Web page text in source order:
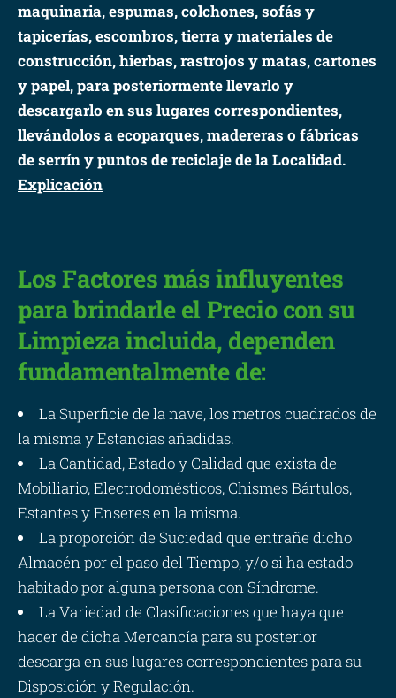
maquinaria, espumas, colchones, sofás y
tapicerías, escombros, tierra y materiales de
construcción, hierbas, rastrojos y matas, cartones
y papel, para posteriormente llevarlo y
descargarlo en sus lugares correspondientes,
llevándolos a ecoparques, madereras o fábricas
de serrín y puntos de reciclaje de la Localidad.
Explicación
Los Factores más influyentes
para brindarle el Precio con su
Limpieza incluida, dependen
fundamentalmente de:
La Superficie de la nave, los metros cuadrados de
la misma y Estancias añadidas.
La Cantidad, Estado y Calidad que exista de
Mobiliario, Electrodomésticos, Chismes Bártulos,
Estantes y Enseres en la misma.
La proporción de Suciedad que entrañe dicho
Almacén por el paso del Tiempo, y/o si ha estado
habitado por alguna persona con Síndrome.
La Variedad de Clasificaciones que haya que
hacer de dicha Mercancía para su posterior
descarga en sus lugares correspondientes para su
Disposición y Regulación.